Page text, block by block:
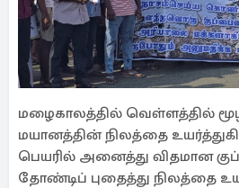
மழைகாலத்தில் வெள்ளத்தில்
மயானத்தின் நிலத்தை
பெயரில் அனைத்து விதமான
தோண்டிப் புதைத்து நிலத்தை